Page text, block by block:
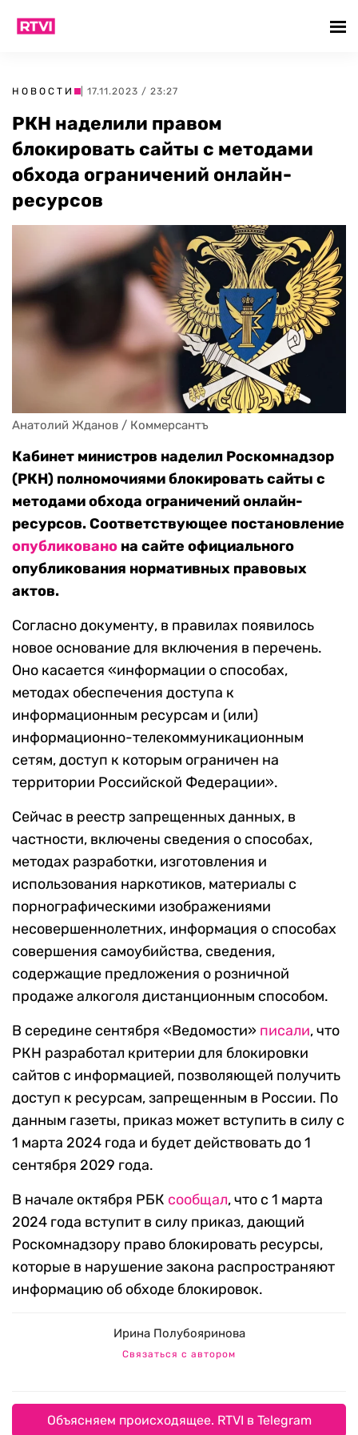
НОВОСТИ | 17.11.2023 / 23:27
РКН наделили правом
блокировать сайты с методами
обхода ограничений онлайн-
ресурсов
Анатолий Жданов / Коммерсантъ
Кабинет министров наделил Роскомнадзор
(РКН) полномочиями блокировать сайты с
методами обхода ограничений онлайн-
ресурсов. Соответствующее постановление
опубликовано на сайте официального
опубликования нормативных правовых
актов.
Согласно документу, в правилах появилось
новое основание для включения в перечень.
Оно касается «информации о способах,
методах обеспечения доступа к
информационным ресурсам и (или)
информационно-телекоммуникационным
сетям, доступ к которым ограничен на
территории Российской Федерации».
Сейчас в реестр запрещенных данных, в
частности, включены сведения о способах,
методах разработки, изготовления и
использования наркотиков, материалы с
порнографическими изображениями
несовершеннолетних, информация о способах
совершения самоубийства, сведения,
содержащие предложения о розничной
продаже алкоголя дистанционным способом.
В середине сентября «Ведомости» писали, что
РКН разработал критерии для блокировки
сайтов с информацией, позволяющей получить
доступ к ресурсам, запрещенным в России. По
данным газеты, приказ может вступить в силу с
1 марта 2024 года и будет действовать ‎до 1
сентября 2029 года.
В начале октября РБК сообщал, что с 1 марта
2024 года вступит в силу приказ, дающий
Роскомнадзору право блокировать ресурсы,
которые в нарушение закона распространяют
информацию об обходе блокировок.
Ирина Полубояринова
Связаться с автором
Объясняем происходящее. RTVI в Telegram